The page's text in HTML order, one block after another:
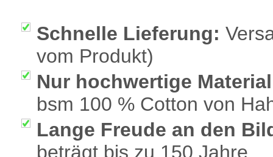
Schnelle Lieferung:
vom Produkt)
Nur hochwertige
bsm 100 % Cotton von
Lange Freude an den
beträgt bis zu 150 Jahre